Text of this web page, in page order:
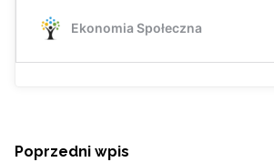
Poprzedni wpis